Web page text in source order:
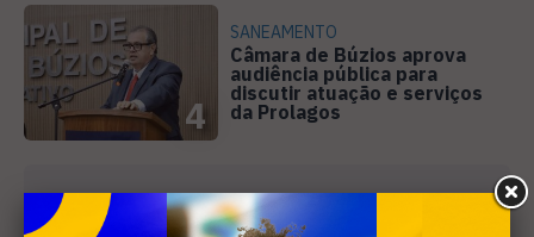
4
SANEAMENTO
Câmara de Búzios aprova
audiência pública para
discutir atuação e serviços
da Prolagos
Receba nossa